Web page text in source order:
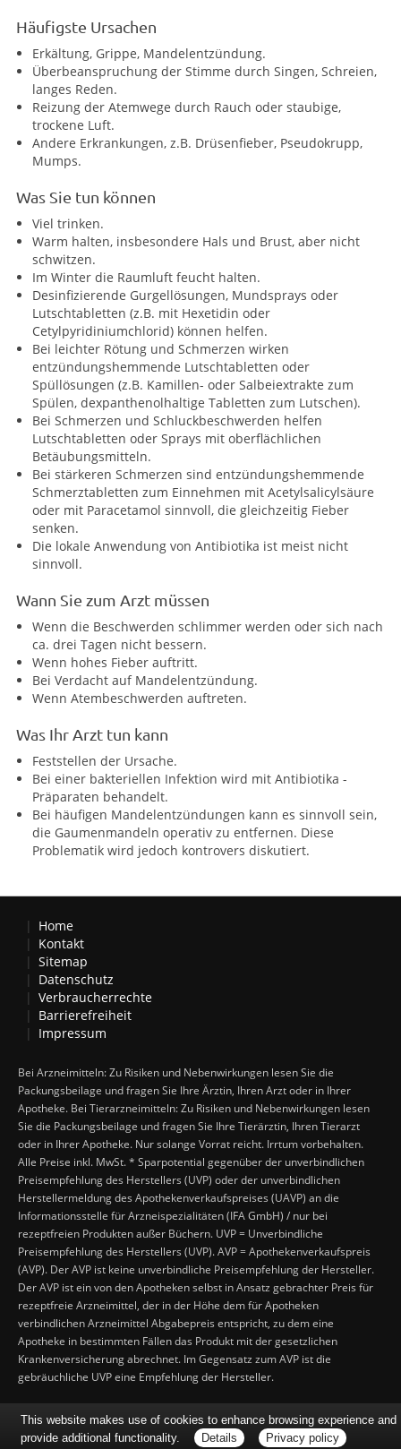
Häufigste Ursachen
Erkältung, Grippe, Mandelentzündung.
Überbeanspruchung der Stimme durch Singen, Schreien,
langes Reden.
Reizung der Atemwege durch Rauch oder staubige,
trockene Luft.
Andere Erkrankungen, z.B. Drüsenfieber, Pseudokrupp,
Mumps.
Was Sie tun können
Viel trinken.
Warm halten, insbesondere Hals und Brust, aber nicht
schwitzen.
Im Winter die Raumluft feucht halten.
Desinfizierende Gurgellösungen, Mundsprays oder
Lutschtabletten (z.B. mit Hexetidin oder
Cetylpyridiniumchlorid) können helfen.
Bei leichter Rötung und Schmerzen wirken
entzündungshemmende Lutschtabletten oder
Spüllösungen (z.B. Kamillen- oder Salbeiextrakte zum
Spülen, dexpanthenolhaltige Tabletten zum Lutschen).
Bei Schmerzen und Schluckbeschwerden helfen
Lutschtabletten oder Sprays mit oberflächlichen
Betäubungsmitteln.
Bei stärkeren Schmerzen sind entzündungshemmende
Schmerztabletten zum Einnehmen mit Acetylsalicylsäure
oder mit Paracetamol sinnvoll, die gleichzeitig Fieber
senken.
Die lokale Anwendung von Antibiotika ist meist nicht
sinnvoll.
Wann Sie zum Arzt müssen
Wenn die Beschwerden schlimmer werden oder sich nach
ca. drei Tagen nicht bessern.
Wenn hohes Fieber auftritt.
Bei Verdacht auf Mandelentzündung.
Wenn Atembeschwerden auftreten.
Was Ihr Arzt tun kann
Feststellen der Ursache.
Bei einer bakteriellen Infektion wird mit Antibiotika -
Präparaten behandelt.
Bei häufigen Mandelentzündungen kann es sinnvoll sein,
die Gaumenmandeln operativ zu entfernen. Diese
Problematik wird jedoch kontrovers diskutiert.
Home
Kontakt
Sitemap
Datenschutz
Verbraucherrechte
Barrierefreiheit
Impressum
Bei Arzneimitteln: Zu Risiken und Nebenwirkungen lesen Sie die
Packungsbeilage und fragen Sie Ihre Ärztin, Ihren Arzt oder in Ihrer
Apotheke. Bei Tierarzneimitteln: Zu Risiken und Nebenwirkungen lesen
Sie die Packungsbeilage und fragen Sie Ihre Tierärztin, Ihren Tierarzt
oder in Ihrer Apotheke. Nur solange Vorrat reicht. Irrtum vorbehalten.
Alle Preise inkl. MwSt. * Sparpotential gegenüber der unverbindlichen
Preisempfehlung des Herstellers (UVP) oder der unverbindlichen
Herstellermeldung des Apothekenverkaufspreises (UAVP) an die
Informationsstelle für Arzneispezialitäten (IFA GmbH) / nur bei
rezeptfreien Produkten außer Büchern. UVP = Unverbindliche
Preisempfehlung des Herstellers (UVP). AVP = Apothekenverkaufspreis
(AVP). Der AVP ist keine unverbindliche Preisempfehlung der Hersteller.
Der AVP ist ein von den Apotheken selbst in Ansatz gebrachter Preis für
rezeptfreie Arzneimittel, der in der Höhe dem für Apotheken
verbindlichen Arzneimittel Abgabepreis entspricht, zu dem eine
Apotheke in bestimmten Fällen das Produkt mit der gesetzlichen
Krankenversicherung abrechnet. Im Gegensatz zum AVP ist die
gebräuchliche UVP eine Empfehlung der Hersteller.
This website makes use of cookies to enhance browsing experience and
provide additional functionality.
Details Privacy policy